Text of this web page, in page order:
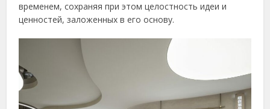
временем, сохраняя при этом целостность идеи и
ценностей, заложенных в его основу.